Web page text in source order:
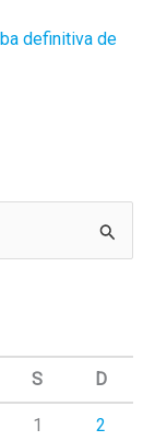
definitiva de
S D
1 2